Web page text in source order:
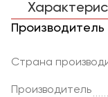
Производитель
Страна
Производитель